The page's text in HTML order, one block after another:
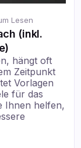
Lesen
(inkl.
hängt oft
Zeitpunkt
Vorlagen
für das
Ihnen helfen,